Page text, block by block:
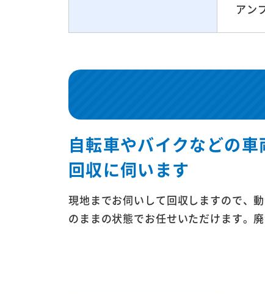
アン
自転車やバイクなどの車
回収に伺います
現地までお伺いして回収しますので、
のままの状態でお任せいただけます。